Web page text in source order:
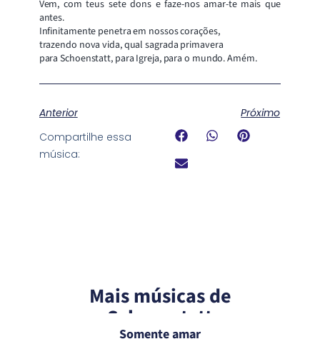
Vem, com teus sete dons e faze-nos amar-te mais que
antes.
Infinitamente penetra em nossos corações,
trazendo nova vida, qual sagrada primavera
para Schoenstatt, para Igreja, para o mundo. Amém.
Anterior
Próximo
Compartilhe essa
música:
Mais músicas de
Schoenstatt
Somente amar